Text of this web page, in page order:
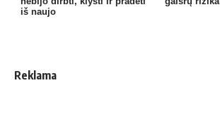
iš naujo
Reklama